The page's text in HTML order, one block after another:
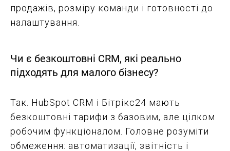
продажів, розміру команди і готовності до
налаштування.
Чи є безкоштовні CRM, які реально
підходять для малого бізнесу?
Так. HubSpot CRM і Бітрікс24 мають
безкоштовні тарифи з базовим, але цілком
робочим функціоналом. Головне розуміти
обмеження: автоматизації, звітність і